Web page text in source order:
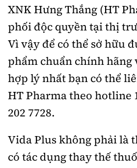
XNK Hưng Thắng (HT
phối độc quyền tại thị
Vì vậy để có thể sở hữu
phẩm chuẩn chính hãng
hợp lý nhất bạn có thể
HT Pharma theo hotline
202 7728.
Vida Plus không phải là
có tác dụng thay thế